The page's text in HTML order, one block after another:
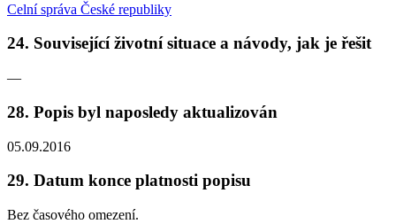
Celní správa České republiky
24. Související životní situace a návody, jak je řešit
—
28. Popis byl naposledy aktualizován
05.09.2016
29. Datum konce platnosti popisu
Bez časového omezení.